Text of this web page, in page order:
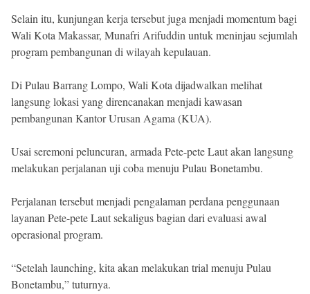
Selain itu, kunjungan kerja tersebut juga menjadi momentum bagi
Wali Kota Makassar, Munafri Arifuddin untuk meninjau sejumlah
program pembangunan di wilayah kepulauan.
Di Pulau Barrang Lompo, Wali Kota dijadwalkan melihat
langsung lokasi yang direncanakan menjadi kawasan
pembangunan Kantor Urusan Agama (KUA).
Usai seremoni peluncuran, armada Pete-pete Laut akan langsung
melakukan perjalanan uji coba menuju Pulau Bonetambu.
Perjalanan tersebut menjadi pengalaman perdana penggunaan
layanan Pete-pete Laut sekaligus bagian dari evaluasi awal
operasional program.
“Setelah launching, kita akan melakukan trial menuju Pulau
Bonetambu,” tuturnya.